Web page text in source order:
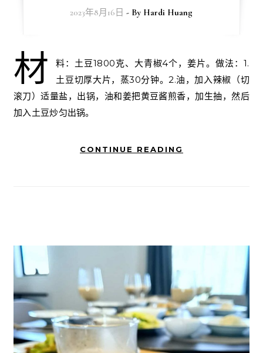
2023年8月16日 - By Hardi Huang
材
料：土豆1800克、大青椒4个，姜片。做法：1.
土豆切厚大片，蒸30分钟。2.油，加入辣椒（切
滚刀）适量盐，出锅，油和姜把黄豆酱煎香，加生抽，然后
加入土豆炒匀出锅。
CONTINUE READING